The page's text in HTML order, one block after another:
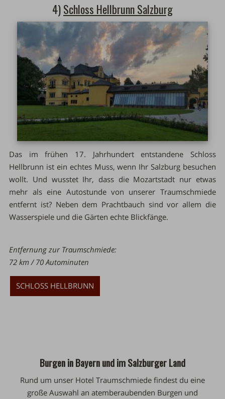
4)Schloss Hellbrunn Salzburg
Das im frühen 17. Jahrhundert entstandene Schloss
Hellbrunn ist ein echtes Muss, wenn Ihr Salzburg besuchen
wollt. Und wusstet Ihr, dass die Mozartstadt nur etwas
mehr als eine Autostunde von unserer Traumschmiede
entfernt ist? Neben dem Prachtbauch sind vor allem die
Wasserspiele und die Gärten echte Blickfänge.
Entfernung zur Traumschmiede:
72 km / 70 Autominuten
SCHLOSS HELLBRUNN
Burgen in Bayern und im Salzburger Land
Rund um unser Hotel Traumschmiede findest du eine
große Auswahl an atemberaubenden Burgen und